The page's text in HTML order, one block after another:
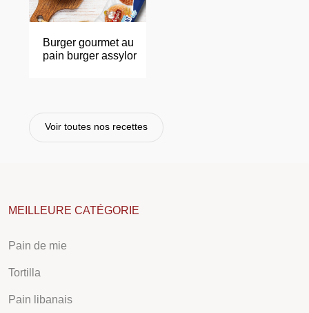
Burger gourmet au
pain burger assylor
Voir toutes nos recettes
MEILLEURE CATÉGORIE
Pain de mie
Tortilla
Pain libanais